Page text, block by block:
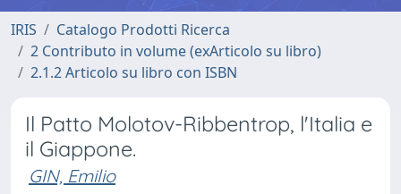
IRIS
Catalogo Prodotti Ricerca
2 Contributo in volume (exArticolo su libro)
2.1.2 Articolo su libro con ISBN
Il Patto Molotov-Ribbentrop, l'Italia e
il Giappone.
GIN, Emilio